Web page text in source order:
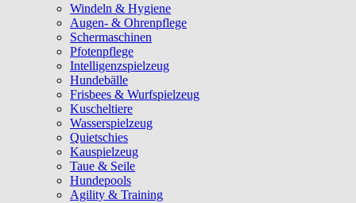
Windeln & Hygiene
Augen- & Ohrenpflege
Schermaschinen
Pfotenpflege
Intelligenzspielzeug
Hundebälle
Frisbees & Wurfspielzeug
Kuscheltiere
Wasserspielzeug
Quietschies
Kauspielzeug
Taue & Seile
Hundepools
Agility & Training